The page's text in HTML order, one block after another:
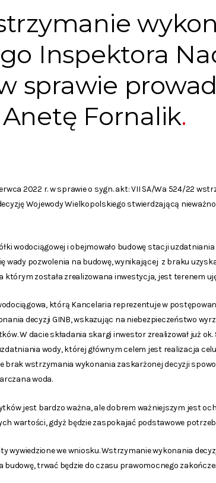
Inspektora
sprawie
Fornalik
2022 r. w sprawie o sygn. akt: VII SA/Wa 524/22
Wojewody Wielkopolskiego stwierdzającą
wodociągowej i obejmowało budowę stacji
wady pozwolenia na budowę, wynikającej z braku
którym została zrealizowana inwestycja, jest terenem
którą Kancelaria reprezentuje w
decyzji GINB, wskazując na niebezpieczeństwo
W dacie składania skargi inwestor zrealizował już
wody, której głównym celem jest realizacja
brak wstrzymania wykonania zaskarżonej decyzji
woda.
jest bardzo ważna, ale dobrem ważniejszym jest
wartości, gdyż będzie zaspokajać podstawowe
wywiedzione we wniosku. Wstrzymanie wykonania
trwać będzie do czasu prawomocnego